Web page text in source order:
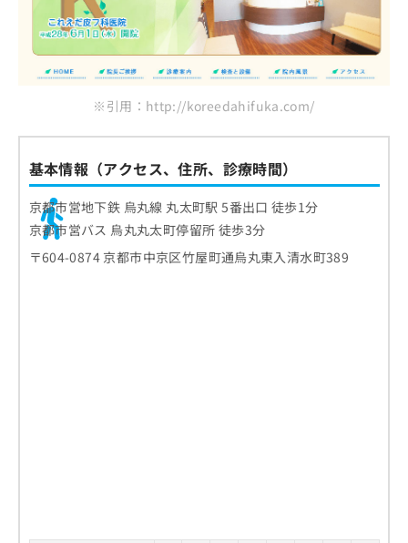
※引用：http://koreedahifuka.com/
基本情報（アクセス、住所、診療時間）
京都市営地下鉄 烏丸線 丸太町駅 5番出口 徒歩1分
京都市営バス 烏丸丸太町停留所 徒歩3分
〒604-0874 京都市中京区竹屋町通烏丸東入清水町389